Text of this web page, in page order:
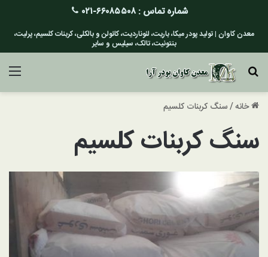
شماره تماس :۶۶۰۸۵۵۰۸-۰۲۱
معدن کاوان | تولید پودر میکا، باریت، لئوناردیت، کائولن و بالکلی، کربنات کلسیم، پرلیت،
بنتونیت، تالک، سیلیس و سایر
جستجو برای
خانه/سنگ کربنات کلسیم
سنگ کربنات کلسیم